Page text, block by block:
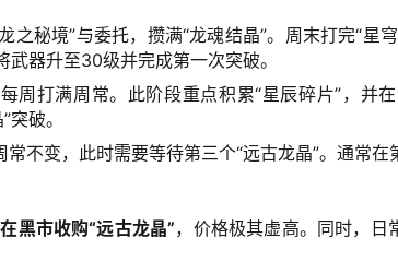
之秘境”与委托，攒满“龙魂结晶”。周末打完“星
武器升至30级并完成第一次突破。
周打满周常。此阶段重点积累“星辰碎片”，并
破。
常不变，此时需要等待第三个“远古龙晶”。通常
黑市收购“远古龙晶”，价格极其虚高。同时，日